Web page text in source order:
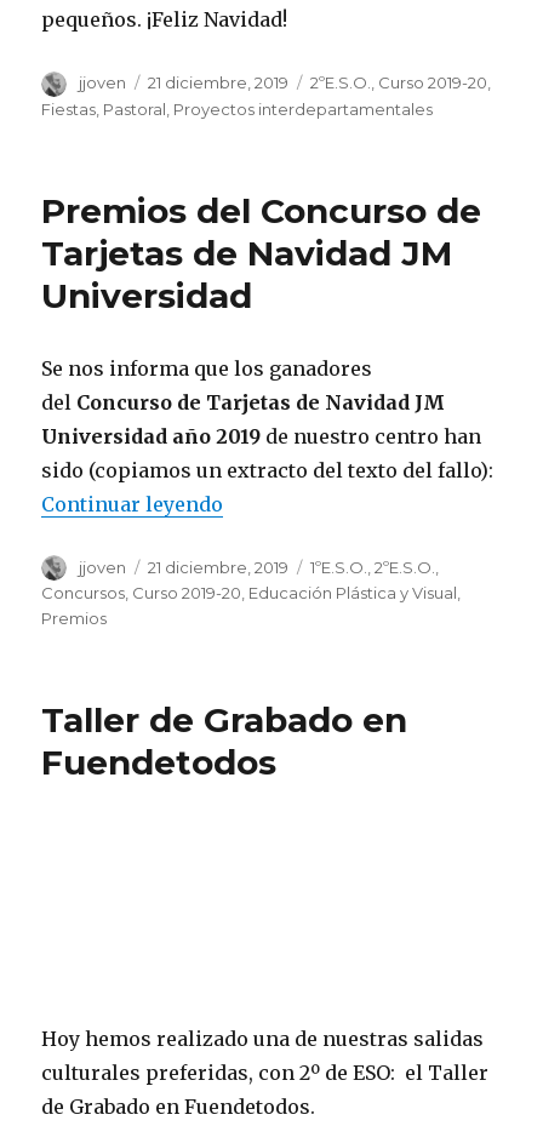
pequeños. ¡Feliz Navidad!
Autor
jjoven
Publicado
el
21 diciembre, 2019 Categorías
2ºE.S.O., Curso 2019-20,
Fiestas Pastoral Proyectos interdepartamentales
Premios del Concurso de
Tarjetas de Navidad JM
Universidad
Se nos informa que los ganadores
del Concurso de Tarjetas de Navidad JM
Universidad año 2019 de nuestro centro han
sido (copiamos un extracto del texto del fallo):
Continuar leyendo
Autor
jjoven
Publicado
el
21 diciembre, 2019 Categorías
1ºE.S.O. ,2ºE.S.O.
Concursos Curso 2019-20 Educación Plástica y Visual
Premios
Taller de Grabado en
Fuendetodos
Hoy hemos realizado una de nuestras salidas
culturales preferidas, con 2º de ESO: el Taller
de Grabado en Fuendetodos.